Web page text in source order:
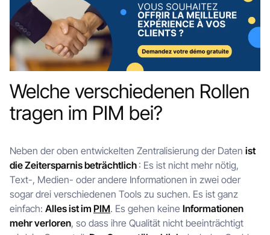
Welche verschiedenen Rollen
tragen im PIM bei?
Neben der oben entwickelten Zentralisierung der Daten ist
die Zeitersparnis beträchtlich : Es ist nicht mehr nötig,
Text-, Medien- oder andere Informationen in zwei oder
sogar drei verschiedenen Tools zu suchen. Es ist ganz
einfach: Alles ist im PIM. Es gehen keine Informationen
mehr verloren, so dass ihre Qualität nicht beeinträchtigt